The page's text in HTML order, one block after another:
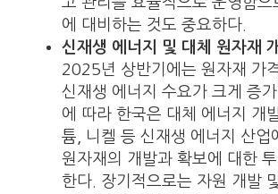
에 대비하는 것도 중요하다.
신재생 에너지 및 대체 원자재
2025년 상반기에는 원자재 가
신재생 에너지 수요가 크게 증가
에 따라 한국은 대체 에너지 개
튬, 니켈 등 신재생 에너지 산업
원자재의 개발과 확보에 대한
한다. 장기적으로는 자원 개발